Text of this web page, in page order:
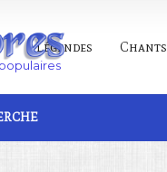
Légendes Chants